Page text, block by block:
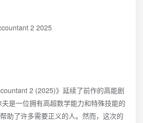
2 (2025)》延续了前作的高能剧
是一位拥有高超数学能力和特殊技能的
助了许多需要正义的人。然而，这次的